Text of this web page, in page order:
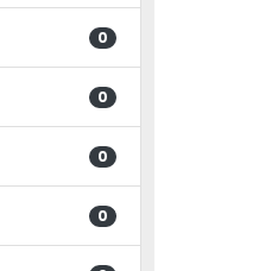
0
0
0
0